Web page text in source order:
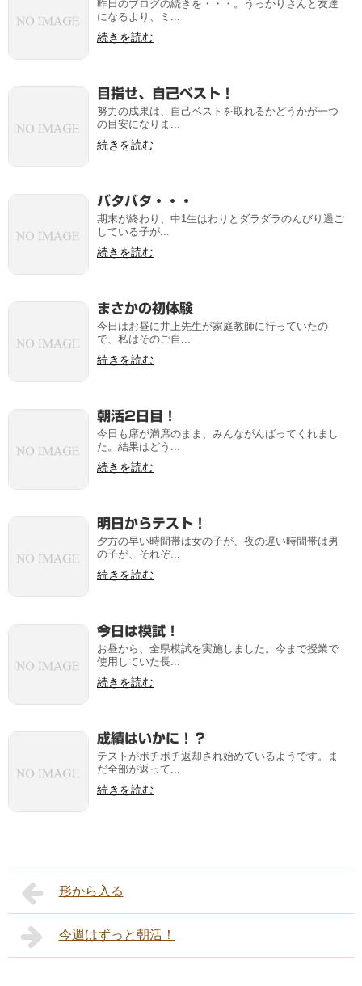
昨日のブログの続きを・・・。うっかりさんと友達
になるより、ミ...
続きを読む
目指せ、自己ベスト！
努力の成果は、自己ベストを取れるかどうかが一つ
の目安になりま...
続きを読む
バタバタ・・・
期末が終わり、中1生はわりとダラダラのんびり過ご
している子が...
続きを読む
まさかの初体験
今日はお昼に井上先生が家庭教師に行っていたの
で、私はそのご自...
続きを読む
朝活2日目！
今日も席が満席のまま、みんながんばってくれまし
た。結果はどう...
続きを読む
明日からテスト！
夕方の早い時間帯は女の子が、夜の遅い時間帯は男
の子が、それぞ...
続きを読む
今日は模試！
お昼から、全県模試を実施しました。今まで授業で
使用していた長...
続きを読む
成績はいかに！？
テストがボチボチ返却され始めているようです。ま
だ全部が返って...
続きを読む
形から入る
今週はずっと朝活！